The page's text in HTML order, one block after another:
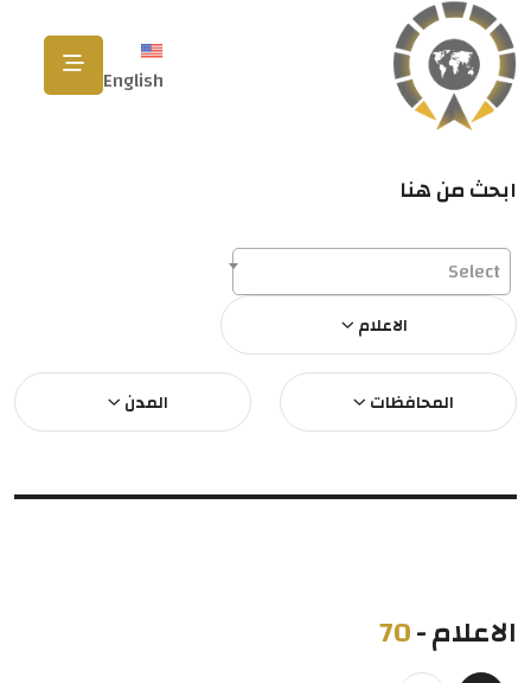
English
ابحث من هنا
Select
الاعلام
المحافظات المدن
الاعلام-
70